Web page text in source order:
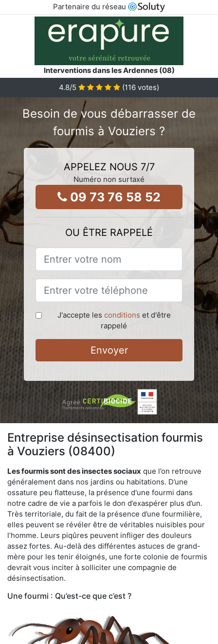
Partenaire du réseau
Interventions dans les Ardennes (08)
4.8/5 (116 votes)
Besoin de vous débarrasser de
fourmis à Vouziers ?
APPELEZ NOUS 7/7
Numéro non surtaxé
09 73 76 58 52
OU ÊTRE RAPPELÉ
J'accepte les conditions et d'être
rappelé
Envoyer
Entreprise désinsectisation fourmis
à Vouziers (08400)
Les fourmis sont des insectes sociaux que l’on retrouve
généralement dans nos jardins ou habitations. D’une
ossature peu flatteuse, la présence d'une fourmi dans
notre cadre de vie a parfois le don d’exaspérer plus d’un.
Très territoriale, du fait de la présence d’une fourmilière,
elles peuvent se révéler être de véritables nuisibles pour
l’homme. Leurs piqûres peuvent infliger des douleurs
assez fortes. Au-delà des différentes astuces de grand-
mère pour les tenir éloignés, une forte colonie de fourmis
devrait vous inciter à solliciter une compagnie de
désinsectisation.
Une fourmi : Qu’est-ce que c’est ?